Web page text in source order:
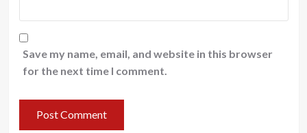
Save my name, email, and website in this browser
for the next time I comment.